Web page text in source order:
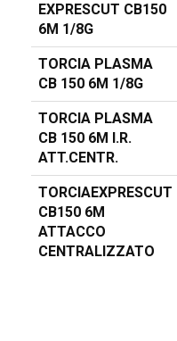
EXPRESCUT CB150
6M 1/8G
TORCIA PLASMA
CB 150 6M 1/8G
TORCIA PLASMA
CB 150 6M I.R.
ATT.CENTR.
TORCIAEXPRESCUT
CB150 6M
ATTACCO
CENTRALIZZATO